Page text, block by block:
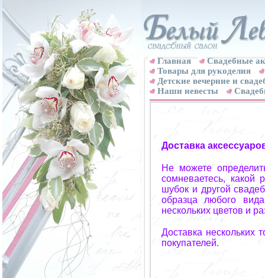
Главная
Свадебные
Товары для рукоделия
Детские вечерние и
Наши невесты
Доставка
Не можете
сомневаетесь, какой
шубок и другой
образца любого
нескольких цветов и
Доставка нескольких
покупателей.